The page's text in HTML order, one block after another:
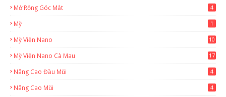
Mở Rộng Góc Mắt 4
Mỹ 1
Mỹ Viện Nano 10
Mỹ Viện Nano Cà Mau
17
Nâng Cao Đầu Mũi 4
Nâng Cao Mũi 4